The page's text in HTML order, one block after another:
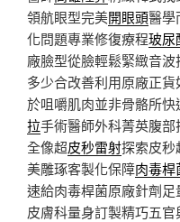
領航眼型完美開眼頭醫學
化問題專業修復療程玻尿
廠臉型從臉輕鬆緊緻音波
多少合改善利用原廠正
於咀嚼肌肉並非骨骼所
拉手術醫師外科菁英腹
全像超皮秒雷射探索皮秒
美雕琢客製化保障肉毒桿
速給肉毒桿菌原廠針劑足
皮膚科量身訂製精巧五